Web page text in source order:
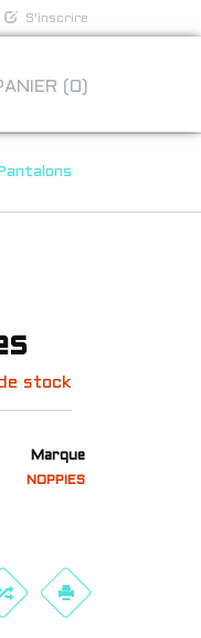
S'inscrire
(0)
Pantalons
stock
Marque
NOPPIES